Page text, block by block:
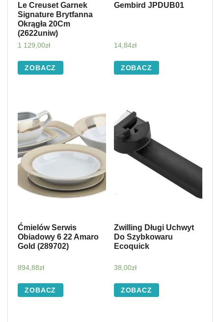
Le Creuset Garnek
Signature Brytfanna
Okrągła 20Cm
(2622uniw)
1 129,00zł
ZOBACZ
Gembird JPDUB01
14,84zł
ZOBACZ
Ćmielów Serwis
Obiadowy 6 22 Amaro
Gold (289702)
894,88zł
ZOBACZ
Zwilling Długi Uchwyt
Do Szybkowaru
Ecoquick
38,00zł
ZOBACZ